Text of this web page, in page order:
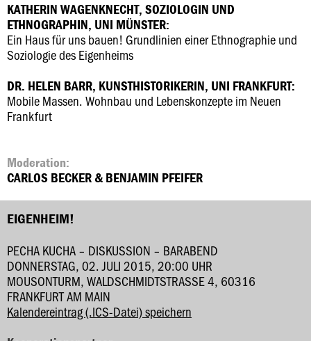
KATHERIN WAGENKNECHT, SOZIOLOGIN UND
ETHNOGRAPHIN, UNI MÜNSTER:
Ein Haus für uns bauen! Grundlinien einer Ethnographie und
Soziologie des Eigenheims
DR. HELEN BARR, KUNSTHISTORIKERIN, UNI FRANKFURT:
Mobile Massen. Wohnbau und Lebenskonzepte im Neuen
Frankfurt
Moderation:
CARLOS BECKER & BENJAMIN PFEIFER
EIGENHEIM!
PECHA KUCHA – DISKUSSION – BARABEND
DONNERSTAG, 02. JULI 2015, 20:00 UHR
MOUSONTURM, WALDSCHMIDTSTRASSE 4, 60316 F
RANKFURT AM MAIN
Kalendereintrag (.ICS-Datei) speichern